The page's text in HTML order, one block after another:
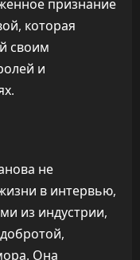
признание
которая
своим
и
не
в интервью,
из индустрии,
Она